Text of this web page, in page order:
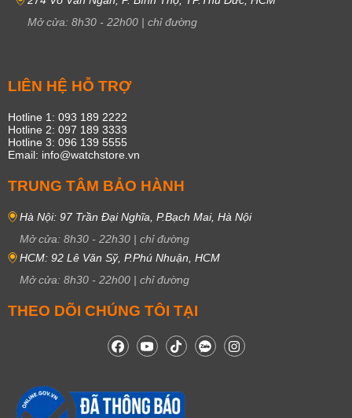
Mở cửa: 8h30 - 22h00 | chỉ đường
LIÊN HỆ HỖ TRỢ
Hotline 1: 093 189 2222
Hotline 2: 097 189 3333
Hotline 3: 096 139 5555
Email: info@watchstore.vn
TRUNG TÂM BẢO HÀNH
Hà Nội: 97 Trần Đại Nghĩa, P.Bạch Mai, Hà Nội
Mở cửa: 8h30 - 22h30 | chỉ đường
HCM: 92 Lê Văn Sỹ, P.Phú Nhuận, HCM
Mở cửa: 8h30 - 22h00 | chỉ đường
THEO DÕI CHÚNG TÔI TẠI